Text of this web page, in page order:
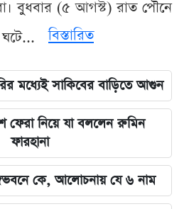
বুধবার (৫ আগস্ট) রাত পৌনে
বিস্তারিত
মধ্যেই সাকিবের বাড়িতে আগুন
ফেরা নিয়ে যা বললেন রুমিন
ফারহানা
কে, আলোচনায় যে ৬ নাম